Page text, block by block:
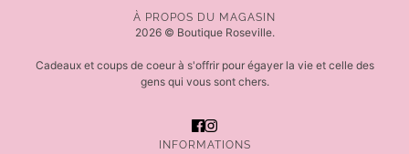
À PROPOS DU MAGASIN
2026 © Boutique Roseville.
Cadeaux et coups de coeur à s'offrir pour égayer la vie et celle des
gens qui vous sont chers.
INFORMATIONS